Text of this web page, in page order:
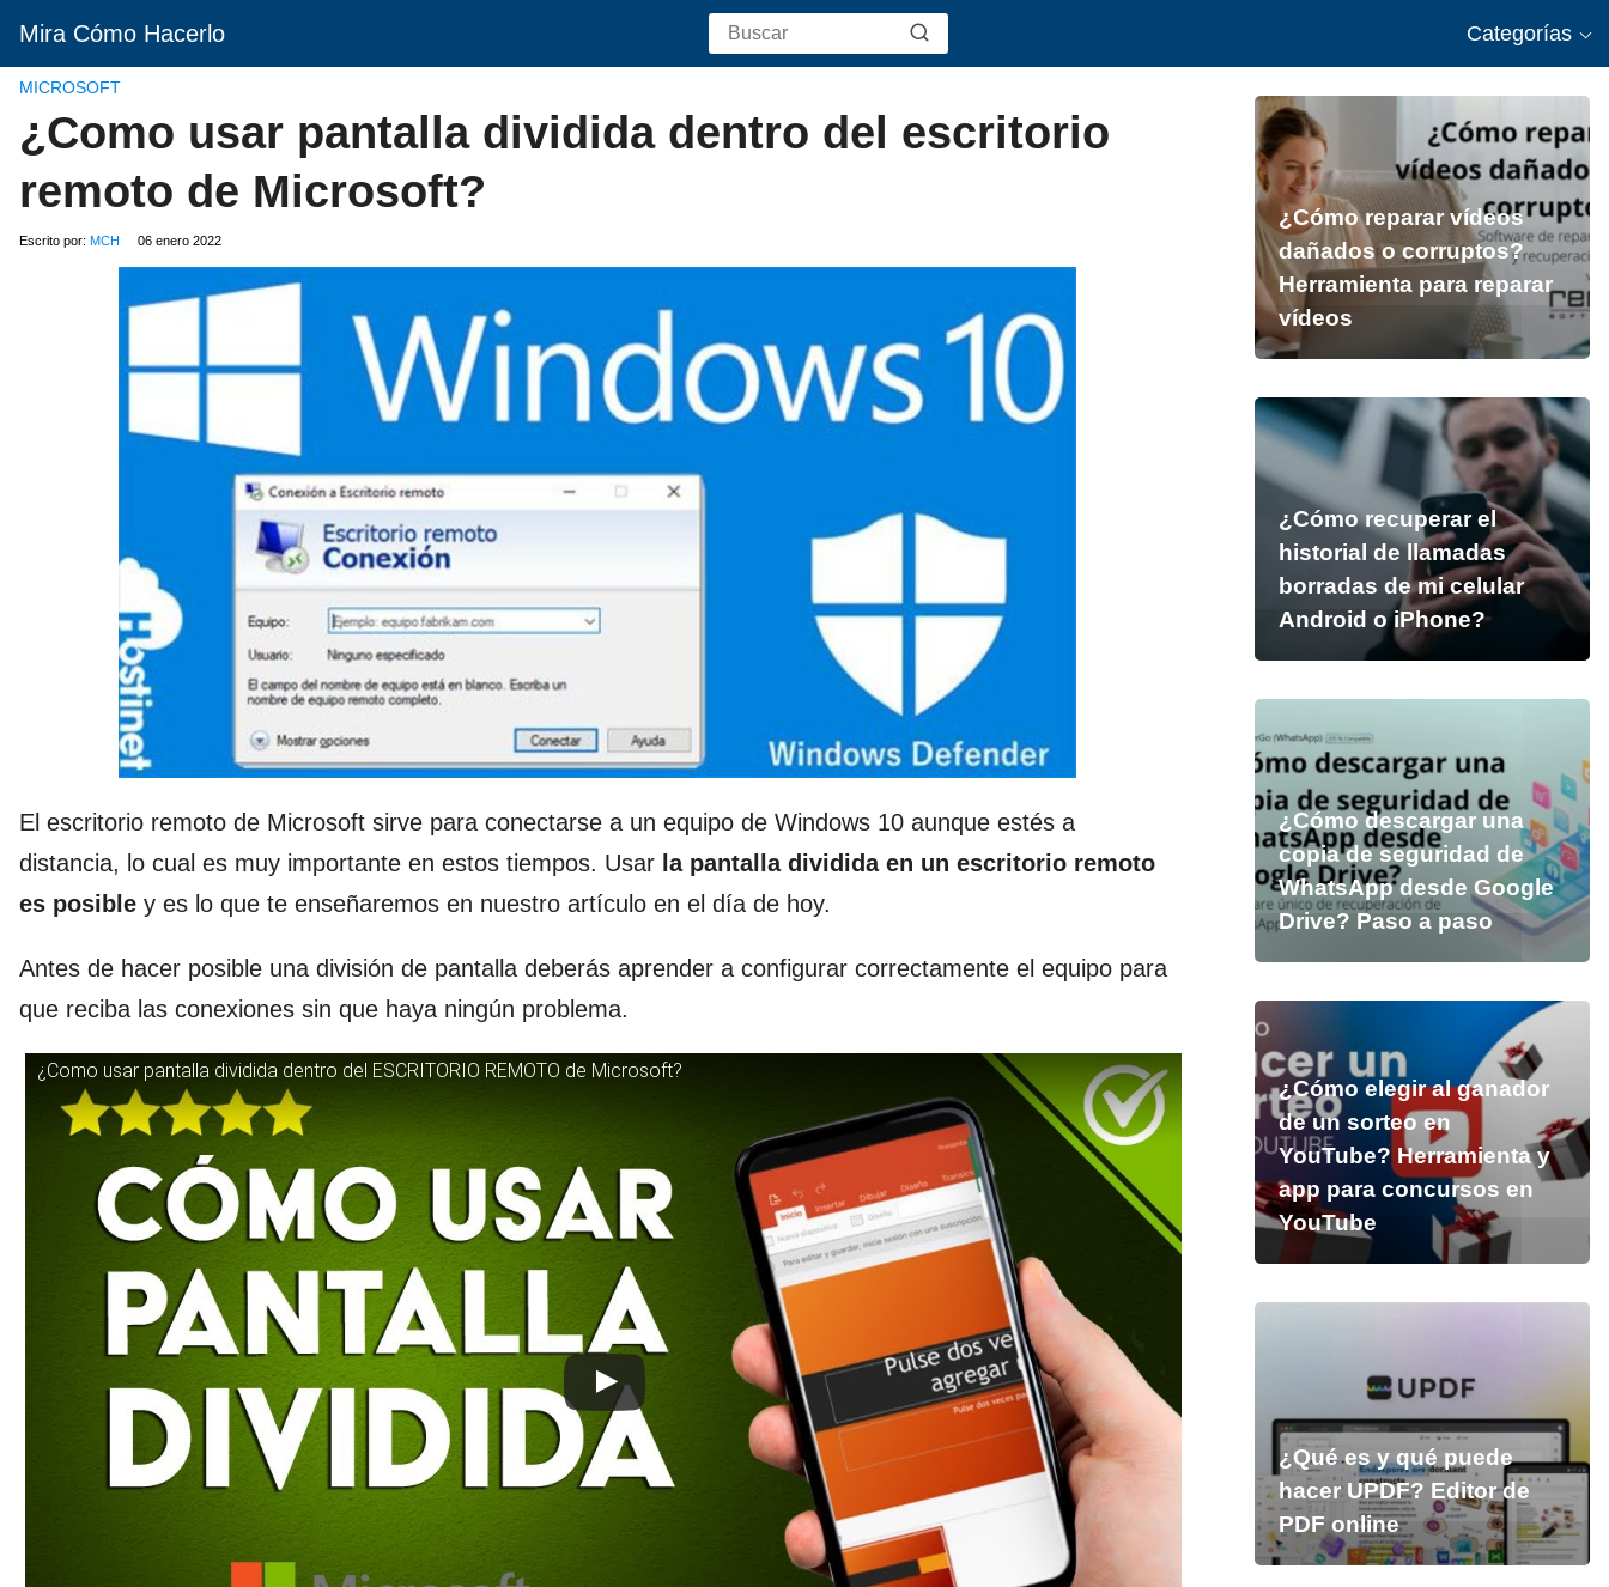
Mira Cómo Hacerlo Categorías
MICROSOFT
¿Como usar pantalla dividida dentro del escritorio
remoto de Microsoft?
Escrito por: MCH 06 enero 2022
El escritorio remoto de Microsoft sirve para conectarse a un equipo de Windows 10 aunque estés a
distancia, lo cual es muy importante en estos tiempos. Usar la pantalla dividida en un escritorio remoto
es posible y es lo que te enseñaremos en nuestro artículo en el día de hoy.
Antes de hacer posible una división de pantalla deberás aprender a configurar correctamente el equipo para
que reciba las conexiones sin que haya ningún problema.
¿Como usar pantalla dividida dentro del ESCRITORIO REMOTO de Microsoft?
¿Cómo reparar vídeos
dañados o corruptos?
Herramienta para reparar
vídeos
¿Cómo recuperar el
historial de llamadas
borradas de mi celular
Android o iPhone?
¿Cómo descargar una
copia de seguridad de
WhatsApp desde Google
Drive? Paso a paso
¿Cómo elegir al ganador
de un sorteo en
YouTube? Herramienta y
app para concursos en
YouTube
¿Qué es y qué puede
hacer UPDF? Editor de
PDF online